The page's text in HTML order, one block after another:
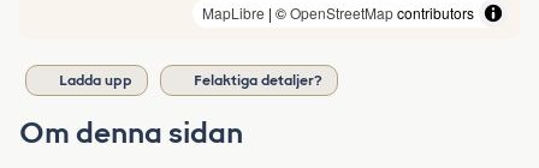
MapLibre | ©OpenStreetMapcontributors
Ladda upp Felaktiga detaljer?
Om denna sidan